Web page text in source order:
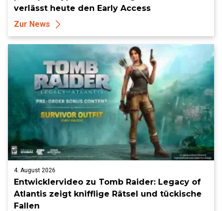
verlässt heute den Early Access
Zur News
4. August 2026
Entwicklervideo zu Tomb Raider: Legacy of
Atlantis zeigt knifflige Rätsel und tückische
Fallen